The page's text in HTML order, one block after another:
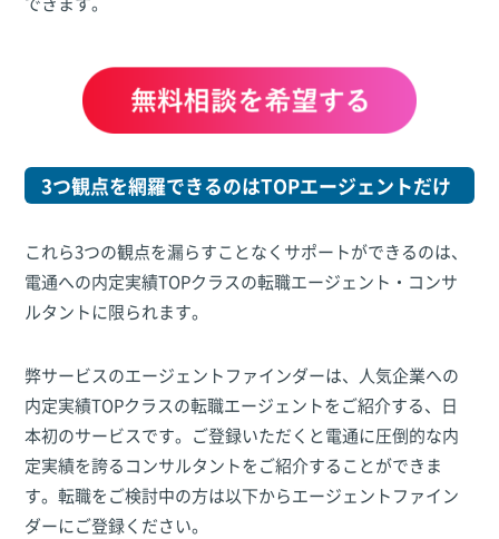
3つ観点を網羅できるのはTOPエージェントだけ
これら3つの観点を漏らすことなくサポートができるのは、
電通への内定実績TOPクラスの転職エージェント・コンサ
ルタントに限られます。
弊サービスのエージェントファインダーは、人気企業への
内定実績TOPクラスの転職エージェントをご紹介する、日
本初のサービスです。ご登録いただくと電通に圧倒的な内
定実績を誇るコンサルタントをご紹介することができま
す。転職をご検討中の方は以下からエージェントファイン
ダーにご登録ください。